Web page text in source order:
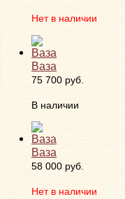
Нет в наличии
Ваза
75 700 руб.
В наличии
Ваза
58 000 руб.
Нет в наличии